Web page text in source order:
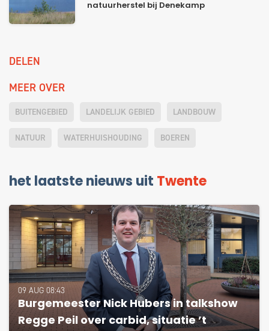
natuurherstel bij Denekamp
DELEN
MEER OVER
BUITENGEBIED LANDELIJK GEBIED LANDBOUW
NATUUR WATERHUISHOUDING BOEREN
het laatste nieuws uit Twente
09 AUG 08:43
Burgemeester Nick Hubers in talkshow
Regge Peil over carbid, situatie ’t